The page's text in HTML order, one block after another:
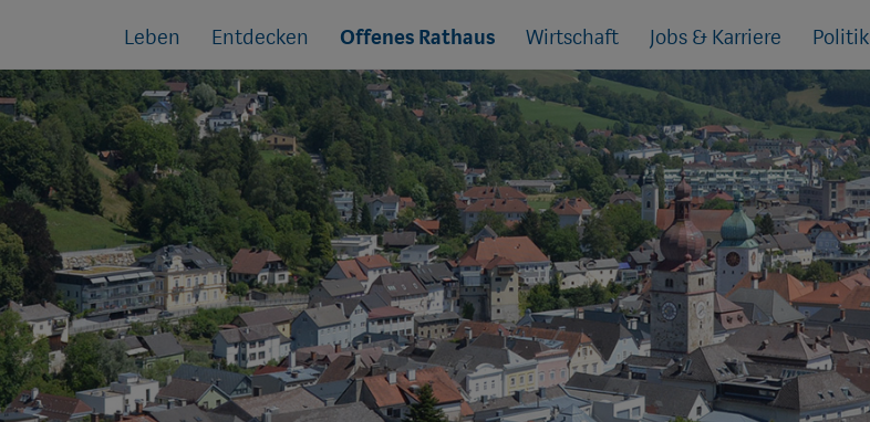
Sprungmarken
zu:
Leben Entdecken Offenes Rathaus Wirtschaft Jobs & Karriere Politik